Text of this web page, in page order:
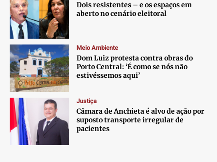
Dois resistentes – e os espaços em
aberto no cenário eleitoral
Meio Ambiente
Dom Luiz protesta contra obras do
Porto Central: ‘É como se nós não
estivéssemos aqui’
Justiça
Câmara de Anchieta é alvo de ação por
suposto transporte irregular de
pacientes